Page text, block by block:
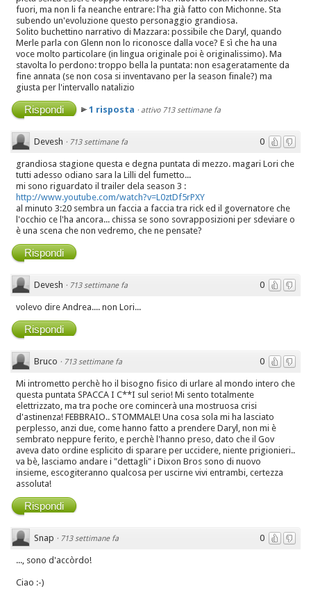
fuori, ma non li fa neanche entrare: l'ha già fatto con Michonne. Sta
subendo un'evoluzione questo personaggio grandiosa.
Solito buchettino narrativo di Mazzara: possibile che Daryl, quando
Merle parla con Glenn non lo riconosce dalla voce? E sì che ha una
voce molto particolare (in lingua originale poi è originalissimo). Ma
stavolta lo perdono: troppo bella la puntata: non esageratamente da
fine annata (se non cosa si inventavano per la season finale?) ma
giusta per l'intervallo natalizio
Rispondi 1 risposta · attivo 713 settimane fa
0
Devesh · 713 settimane fa
grandiosa stagione questa e degna puntata di mezzo. magari Lori che
tutti adesso odiano sara la Lilli del fumetto...
mi sono riguardato il trailer dela season 3 :
http://www.youtube.com/watch?v=L0ztDf5rPXY
al minuto 3:20 sembra un faccia a faccia tra rick ed il governatore che
l'occhio ce l'ha ancora... chissa se sono sovrapposizioni per sdeviare o
è una scena che non vedremo, che ne pensate?
Rispondi
0
Devesh · 713 settimane fa
volevo dire Andrea.... non Lori...
Rispondi
0
Bruco · 713 settimane fa
Mi intrometto perchè ho il bisogno fisico di urlare al mondo intero che
questa puntata SPACCA I C**I sul serio! Mi sento totalmente
elettrizzato, ma tra poche ore comincerà una mostruosa crisi
d'astinenza! FEBBRAIO.. STOMMALE! Una cosa sola mi ha lasciato
perplesso, anzi due, come hanno fatto a prendere Daryl, non mi è
sembrato neppure ferito, e perchè l'hanno preso, dato che il Gov
aveva dato ordine esplicito di sparare per uccidere, niente prigionieri..
va bè, lasciamo andare i "dettagli" i Dixon Bros sono di nuovo
insieme, escogiteranno qualcosa per uscirne vivi entrambi, certezza
assoluta!
Rispondi
0
Snap · 713 settimane fa
..., sono d'accòrdo!
Ciao :-)